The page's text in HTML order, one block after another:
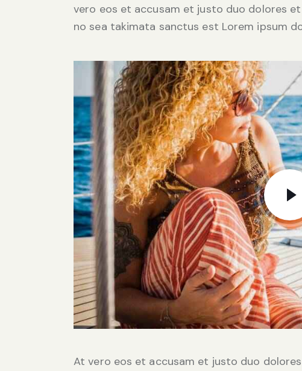
vero eos et accusam et justo duo dolores
no sea takimata sanctus est Lorem ipsum
At vero eos et accusam et justo duo